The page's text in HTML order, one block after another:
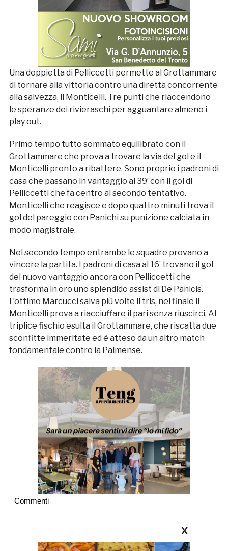
Una doppietta di Pelliccetti permette al Grottammare
di tornare alla vittoria contro una diretta concorrente
alla salvezza, il Monticelli. Tre punti che riaccendono
le speranze dei rivieraschi per agguantare almeno i
play out.
Primo tempo tutto sommato equilibrato con il
Grottammare che prova a trovare la via del gol e il
Monticelli pronto a ribattere. Sono proprio i padroni di
casa che passano in vantaggio al 39’ con il gol di
Pelliccetti che fa centro al secondo tentativo.
Monticelli che reagisce e dopo quattro minuti trova il
gol del pareggio con Panichi su punizione calciata in
modo magistrale.
Nel secondo tempo entrambe le squadre provano a
vincere la partita. I padroni di casa al 16’ trovano il gol
del nuovo vantaggio ancora con Pelliccetti che
trasforma in oro uno splendido assist di De Panicis.
L’ottimo Marcucci salva più volte il tris, nel finale il
Monticelli prova a riacciuffare il pari senza riuscirci. Al
triplice fischio esulta il Grottammare, che riscatta due
sconfitte immeritate ed è atteso da un altro match
fondamentale contro la Palmense.
Commenti
X